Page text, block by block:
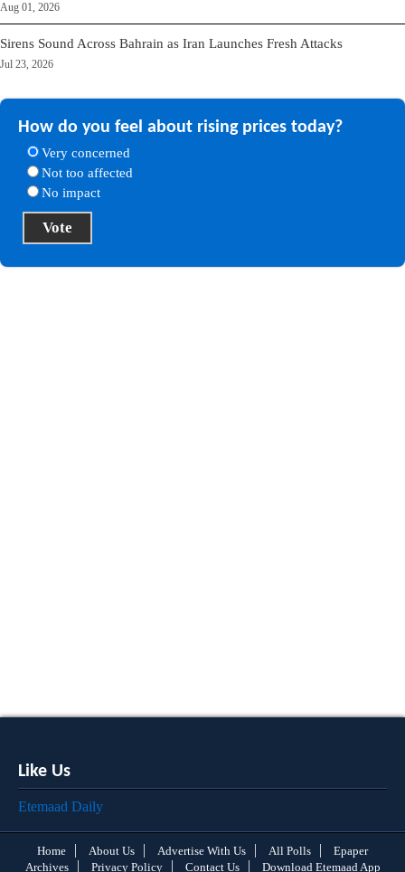
Aug 01, 2026
Sirens Sound Across Bahrain as Iran Launches Fresh Attacks
Jul 23, 2026
How do you feel about rising prices today?
Very concerned
Not too affected
No impact
Like Us
Etemaad Daily
Home About Us Advertise With Us All Polls
Epaper
Archives
Privacy Policy Contact Us Download Etemaad App